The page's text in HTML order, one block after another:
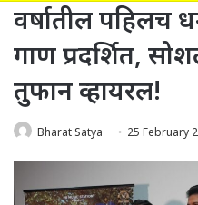
वर्षातील पहिलच
गाण प्रदर्शित,
तुफान व्हायरल!
Bharat Satya 25 February